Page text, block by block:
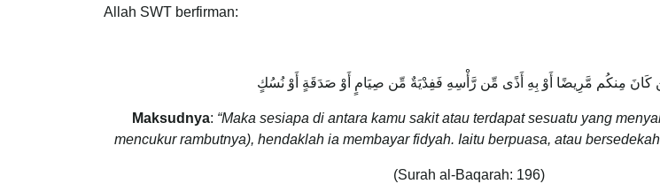
Allah SWT berfirman:
كَانَ مِنكُم مَّرِيضًا أَوْ بِهِ أَذًى مِّن رَّأْسِهِ فَفِدْيَةٌ مِّن صِيَامٍ أَوْ صَدَقَةٍ أَوْ نُسُكٍ
Maksudnya: “Maka sesiapa di antara kamu sakit atau terdapat sesuatu yang
mencukur rambutnya), hendaklah ia membayar fidyah. Iaitu berpuasa, atau
(Surah al-Baqarah: 196)